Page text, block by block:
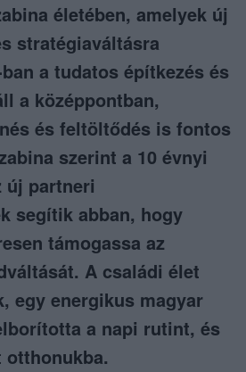
életében, amelyek új
stratégiaváltásra
a tudatos építkezés és
a középpontban,
és feltöltődés is fontos
szerint a 10 évnyi
új partneri
segítik abban, hogy
támogassa az
A családi élet
egy energikus magyar
a napi rutint, és